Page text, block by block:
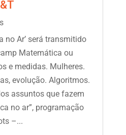
no Ar’ será transmitido
Matemática ou
e medidas. Mulheres.
evolução. Algoritmos.
assuntos que fazem
no ar”, programação
–...